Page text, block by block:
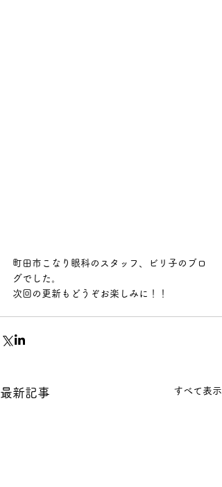
町田市こなり眼科のスタッフ、ビリ子のブロ
グでした。
次回の更新もどうぞお楽しみに！！
最新記事 すべて表示